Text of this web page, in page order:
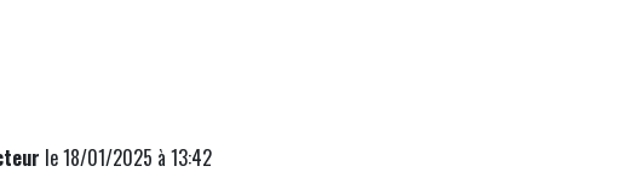
le 18/01/2025 à 13:42